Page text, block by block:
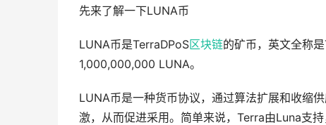
先来了解一下LUNA币
LUNA币是TerraDPoS区块链的矿币，英文全称
1,000,000,000 LUNA。
LUNA币是一种货币协议，通过算法扩展和收缩
激，从而促进采用。简单来说，Terra由Luna支